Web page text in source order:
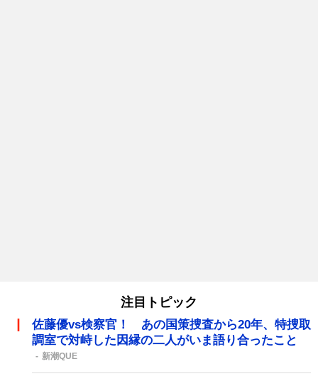
注目トピック
佐藤優vs検察官！ あの国策捜査から20年、特捜取
調室で対峙した因縁の二人がいま語り合ったこと
新潮QUE